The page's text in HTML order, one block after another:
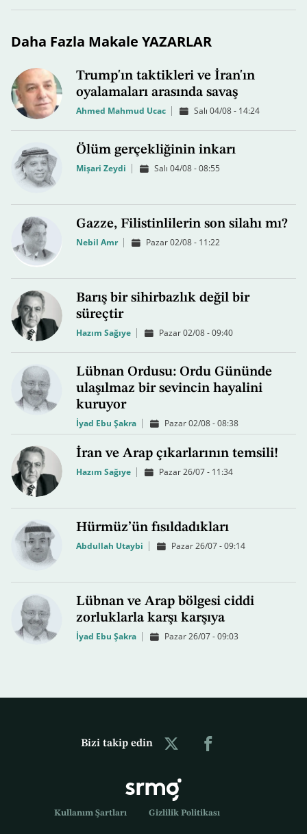
Daha Fazla Makale YAZARLAR
Trump'ın taktikleri ve İran'ın
oyalamaları arasında savaş
Ahmed Mahmud Ucac Salı 04/08 - 14:24
Ölüm gerçekliğinin inkarı
Mişari Zeydi Salı 04/08 - 08:55
Gazze, Filistinlilerin son silahı mı?
Nebil Amr Pazar 02/08 - 11:22
Barış bir sihirbazlık değil bir
süreçtir
Hazım Sağıye Pazar 02/08 - 09:40
Lübnan Ordusu: Ordu Gününde
ulaşılmaz bir sevincin hayalini
kuruyor
İyad Ebu Şakra Pazar 02/08 - 08:38
İran ve Arap çıkarlarının temsili!
Hazım Sağıye Pazar 26/07 - 11:34
Hürmüz’ün fısıldadıkları
Abdullah Utaybi Pazar 26/07 - 09:14
Lübnan ve Arap bölgesi ciddi
zorluklarla karşı karşıya
İyad Ebu Şakra Pazar 26/07 - 09:03
Bizi takip edin
Kullanım Şartları Gizlilik Politikası